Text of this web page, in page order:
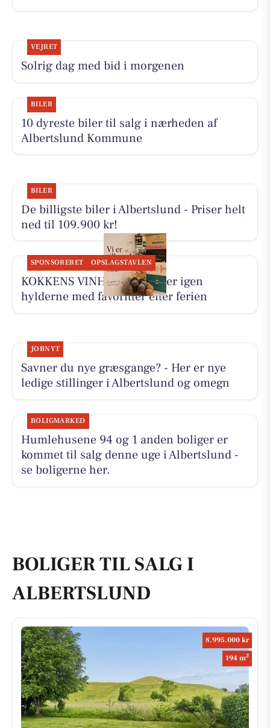
VEJRET
Solrig dag med bid i morgenen
BILER
10 dyreste biler til salg i nærheden af
Albertslund Kommune
BILER
De billigste biler i Albertslund - Priser helt
ned til 109.900 kr!
SPONSORERET OPSLAGSTAVLEN
KOKKENS VINHUS ApS fylder igen
hylderne med favoritter efter ferien
JOBNYT
Savner du nye græsgange? - Her er nye
ledige stillinger i Albertslund og omegn
BOLIGMARKED
Humlehusene 94 og 1 anden boliger er
kommet til salg denne uge i Albertslund -
se boligerne her.
BOLIGER TIL SALG I
ALBERTSLUND
8.995.000 kr
194 m2